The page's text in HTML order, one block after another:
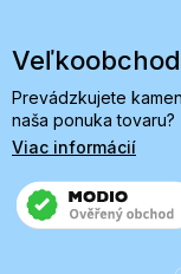
Veľkoobchod
Prevádzkujete
naša ponuka tovaru?
Viac informácií